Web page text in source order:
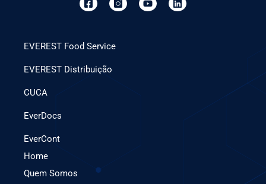
EVEREST Food Service
EVEREST Distribuição
CUCA
EverDocs
EverCont
Home
Quem Somos